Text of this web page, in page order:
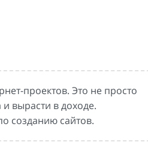
проектов. Это не просто
и вырасти в доходе.
созданию сайтов.